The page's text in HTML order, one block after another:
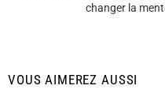
changer la
VOUS AIMEREZ AUSSI